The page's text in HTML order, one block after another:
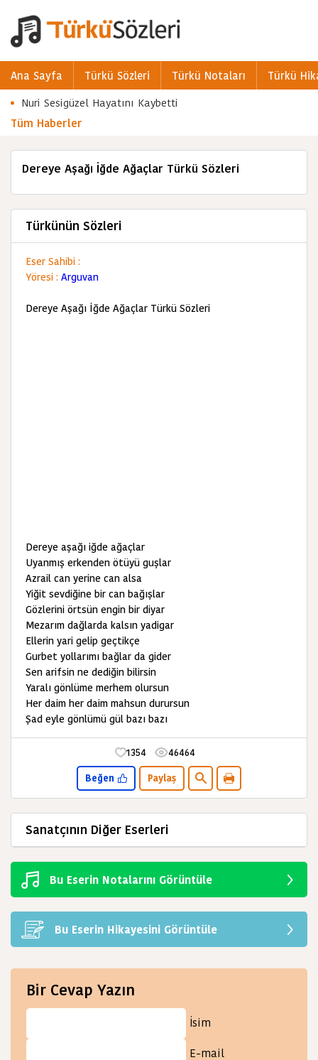
Ana Sayfa Türkü Sözleri Türkü Notaları
Türkü
Nuri Sesigüzel Hayatını Kaybetti
Tüm Haberler
Dereye Aşağı İğde Ağaçlar Türkü Sözleri
Türkünün Sözleri
Eser Sahibi :
Yöresi : Arguvan
Dereye Aşağı İğde Ağaçlar Türkü Sözleri
Dereye aşağı iğde ağaçlar
Uyanmış erkenden ötüyü guşlar
Azrail can yerine can alsa
Yiğit sevdiğine bir can bağışlar
Gözlerini örtsün engin bir diyar
Mezarım dağlarda kalsın yadigar
Ellerin yari gelip geçtikçe
Gurbet yollarımı bağlar da gider
Sen arifsin ne dediğin bilirsin
Yaralı gönlüme merhem olursun
Her daim her daim mahsun durursun
Şad eyle gönlümü gül bazı bazı
1354 46464
Beğen Paylaş
Sanatçının Diğer Eserleri
Bu Eserin Notalarını Görüntüle
Bu Eserin Hikayesini Görüntüle
Bir Cevap Yazın
İsim
E-mail